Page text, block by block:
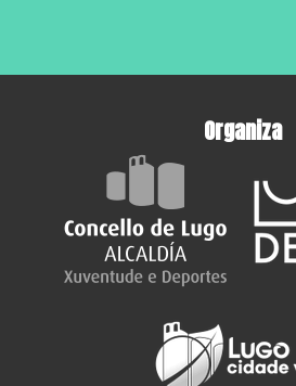
Organiza